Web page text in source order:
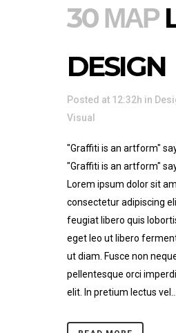
30 ΜΑΡ
DESIGN
Posted at 12:32h in
Visual
"Graffiti is an artform"
"Graffiti is an artform"
Lorem ipsum dolor sit
consectetur adipiscing
feugiat libero quis
eget leo ut libero
ut diam. Fusce non
pellentesque orci
elit. In pretium lectus vel...